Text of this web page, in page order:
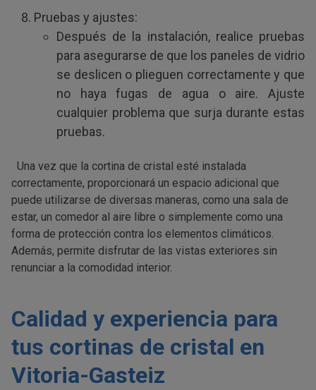
Pruebas y ajustes:
Después de la instalación, realice pruebas
para asegurarse de que los paneles de vidrio
se deslicen o plieguen correctamente y que
no haya fugas de agua o aire. Ajuste
cualquier problema que surja durante estas
pruebas.
Una vez que la cortina de cristal esté instalada
correctamente, proporcionará un espacio adicional que
puede utilizarse de diversas maneras, como una sala de
estar, un comedor al aire libre o simplemente como una
forma de protección contra los elementos climáticos.
Además, permite disfrutar de las vistas exteriores sin
renunciar a la comodidad interior.
Calidad y experiencia para
tus cortinas de cristal en
Vitoria-Gasteiz